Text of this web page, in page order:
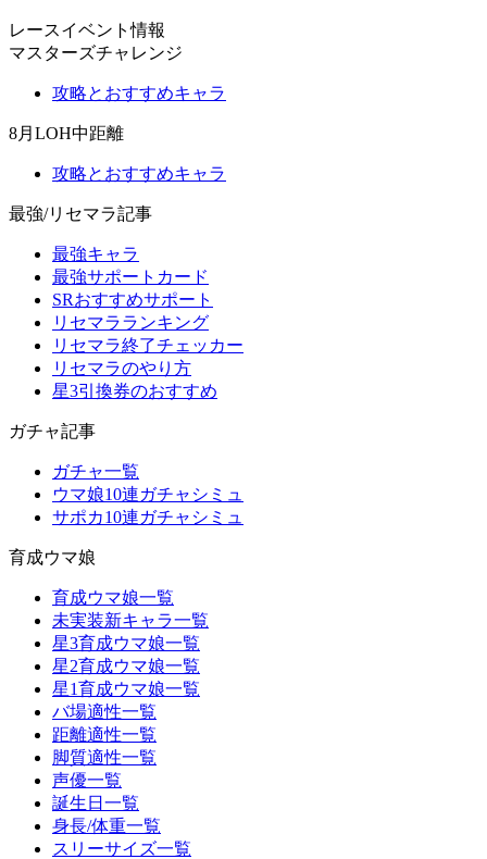
レースイベント情報
マスターズチャレンジ
攻略とおすすめキャラ
8月LOH中距離
攻略とおすすめキャラ
最強/リセマラ記事
最強キャラ
最強サポートカード
SRおすすめサポート
リセマラランキング
リセマラ終了チェッカー
リセマラのやり方
星3引換券のおすすめ
ガチャ記事
ガチャ一覧
ウマ娘10連ガチャシミュ
サポカ10連ガチャシミュ
育成ウマ娘
育成ウマ娘一覧
未実装新キャラ一覧
星3育成ウマ娘一覧
星2育成ウマ娘一覧
星1育成ウマ娘一覧
バ場適性一覧
距離適性一覧
脚質適性一覧
声優一覧
誕生日一覧
身長/体重一覧
スリーサイズ一覧